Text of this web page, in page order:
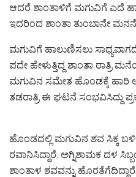
ಆದರೆ ಶಾಂತಾಳಿಗೆ ಮಗುವಿಗೆ ಎದೆ
ಇದರಿಂದ ಶಾಂತಾ ತುಂಬಾನೇ
ಮಗುವಿಗೆ ಹಾಲುಣಿಸಲು
ಪದೇ ಹೇಳುತ್ತಿದ್ದ ಶಾಂತಾ ರಾತ್ರಿ
ಮಗುವಿನ ಸಮೇತ ಹೊಂಡಕ್ಕೆ ಹಾರಿ
ತಡರಾತ್ರಿ ಈ ಘಟನೆ ಸಂಭವಿಸಿದ್ದು
ಹೊಂಡದಲ್ಲಿ ಮಗುವಿನ ಶವ ಸಿಕ್ಕ
ರವಾನಿಸಿದ್ದಾರೆ. ಅಗ್ನಿಶಾಮಕ ದಳ
ಶಾಂತಾಳ ಶವವನ್ನು